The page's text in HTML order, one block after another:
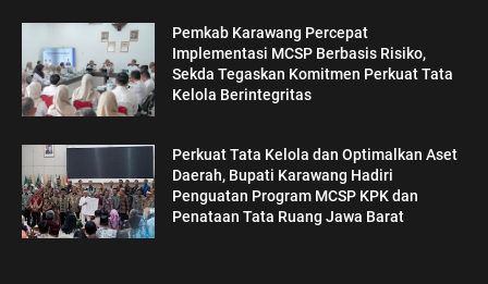
Pemkab Karawang Percepat
Implementasi MCSP Berbasis Risiko,
Sekda Tegaskan Komitmen Perkuat Tata
Kelola Berintegritas
Perkuat Tata Kelola dan Optimalkan Aset
Daerah, Bupati Karawang Hadiri
Penguatan Program MCSP KPK dan
Penataan Tata Ruang Jawa Barat